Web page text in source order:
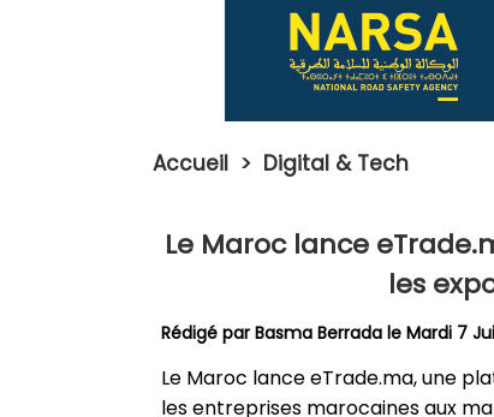
Accueil > Digital & Tech
Le Maroc lance
les
Rédigé parBasma Berrada le Mardi 7
Le Maroc lance eTrade.ma, une
les entreprises marocaines aux